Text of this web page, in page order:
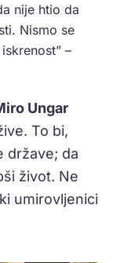
nije htio da
Nismo se
–
Ungar
To bi,
države; da
život. Ne
umirovljenici